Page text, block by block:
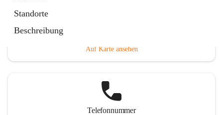
Standorte
Beschreibung
Auf Karte ansehen
Telefonnummer